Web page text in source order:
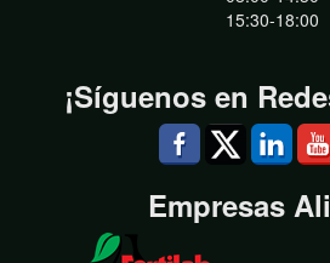
15:30-18:00
¡Síguenos en
Empresas